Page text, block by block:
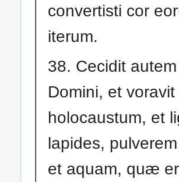
convertisti cor
iterum.
38. Cecidit
Domini, et voravit
holocaustum, et
lapides,
et aquam, quæ